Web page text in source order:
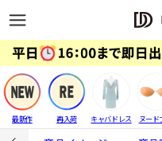
最新作 再入荷 キャバドレス ヌード